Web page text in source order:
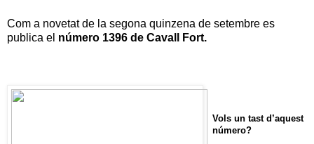
Com a novetat de la segona quinzena de setembre es
publica el número 1396 de Cavall Fort.
Vols un tast d’aquest
número?